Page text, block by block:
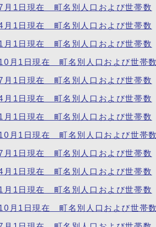
月1日現在 町名別人口および世帯数
月1日現在 町名別人口および世帯数
月1日現在 町名別人口および世帯数
月1日現在 町名別人口および世帯数
月1日現在 町名別人口および世帯数
月1日現在 町名別人口および世帯数
月1日現在 町名別人口および世帯数
月1日現在 町名別人口および世帯数
月1日現在 町名別人口および世帯数
月1日現在 町名別人口および世帯数
月1日現在 町名別人口および世帯数
月1日現在 町名別人口および世帯数